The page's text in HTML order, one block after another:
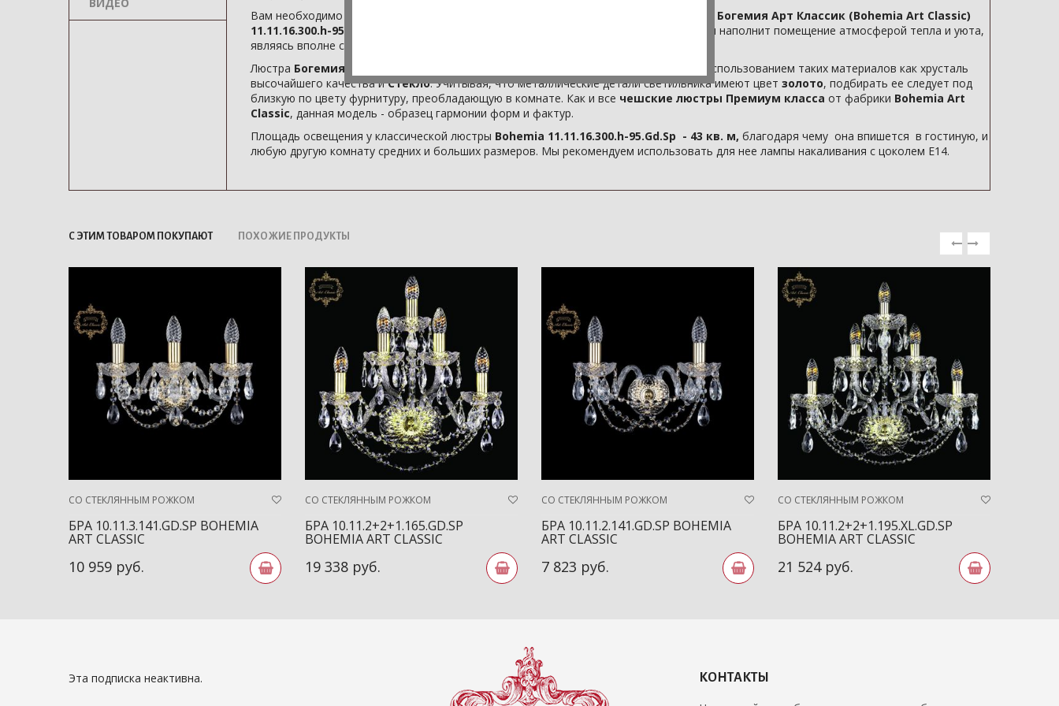
Вам необходимо классическое световое решение для дома?
Классическая люстра Богемия Арт Классик (Bohemia Art Classic)
11.11.16.300.h-95.Gd.Sp
станет для Вас отличным вариантом! Эта люстра на 16 ламп наполнит помещение атмосферой тепла и уюта,
являясь вполне самодостаточным источником света.
Люстра Богемия 11.11.16.300.h-95.Gd.Sp
создается нашими мастерами вручную, с использованием таких материалов как хрусталь
высочайшего качества иСтекло. Учитывая, что металлические детали светильника имеют цвет золото, подбирать ее следует под
близкую по цвету фурнитуру, преобладающую в комнате. Как и все чешские люстры Премиум класса от фабрики Bohemia Art
Classic, данная модель - образец гармонии форм и фактур.
Площадь освещения у классической люстры Bohemia 11.11.16.300.h-95.Gd.Sp - 43 кв. м, благодаря чему она впишется в гостиную, и
любую другую комнату средних и больших размеров. Мы рекомендуем использовать для нее лампы накаливания с цоколем E14.
С ЭТИМ ТОВАРОМ ПОКУПАЮТ ПОХОЖИЕ ПРОДУКТЫ
СО СТЕКЛЯННЫМ РОЖКОМ
БРА 10.11.3.141.GD.SP BOHEMIA
ART CLASSIC
10 959 руб.
СО СТЕКЛЯННЫМ РОЖКОМ
БРА 10.11.2+2+1.165.GD.SP
BOHEMIA ART CLASSIC
19 338 руб.
СО СТЕКЛЯННЫМ РОЖКОМ
БРА 10.11.2.141.GD.SP BOHEMIA
ART CLASSIC
7 823 руб.
СО СТЕКЛЯННЫМ РОЖКОМ
БРА 10.11.2+2+1.195.XL.GD.SP
BOHEMIA ART CLASSIC
21 524 руб.
Эта подписка неактивна. КОНТАКТЫ